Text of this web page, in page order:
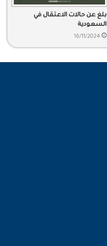
بلغ عن حالات الاعتقال في
السعودية
16/11/2024